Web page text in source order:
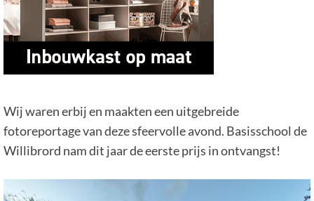
Wij waren erbij en maakten een uitgebreide
fotoreportage van deze sfeervolle avond. Basisschool de
Willibrord nam dit jaar de eerste prijs in ontvangst!